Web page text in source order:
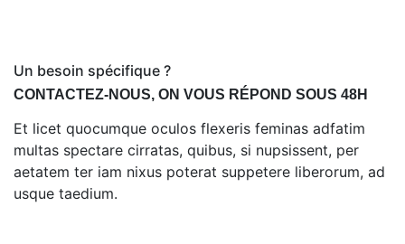
Un besoin spécifique ?
CONTACTEZ-NOUS, ON VOUS RÉPOND SOUS 48H
Et licet quocumque oculos flexeris feminas adfatim
multas spectare cirratas, quibus, si nupsissent, per
aetatem ter iam nixus poterat suppetere liberorum, ad
usque taedium.